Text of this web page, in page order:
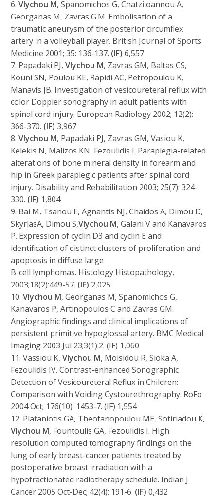
6.Vlychou M, Spanomichos G, Chatziioannou A,
Georganas M, Zavras G.M. Embolisation of a
traumatic aneurysm of the posterior circumflex
artery in a volleyball player. British Journal of Sports
Medicine 2001; 35: 136-137. (IF) 6,557
7. Papadaki PJ,Vlychou M, Zavras GM, Baltas CS,
Kouni SN, Poulou KE, Rapidi AC, Petropoulou K,
Manavis JB. Investigation of vesicoureteral reflux with
color Doppler sonography in adult patients with
spinal cord injury. European Radiology 2002; 12(2):
366-370. (IF) 3,967
8.Vlychou M, Papadaki PJ, Zavras GM, Vasiou K,
Kelekis N, Malizos KN, Fezoulidis I. Paraplegia-related
alterations of bone mineral density in forearm and
hip in Greek paraplegic patients after spinal cord
injury. Disability and Rehabilitation 2003; 25(7): 324-
330. (IF) 1,804
9. Bai M, Tsanou E, Agnantis NJ, Chaidos A, Dimou D,
SkyrlasA, Dimou S,Vlychou M, Galani V and Kanavaros
P. Expression of cyclin D3 and cyclin E and
identification of distinct clusters of proliferation and
apoptosis in diffuse large
B-cell lymphomas. Histology Histopathology,
2003;18(2):449-57. (IF) 2,025
10.Vlychou M, Georganas M, Spanomichos G,
Kanavaros P, Artinopoulos C and Zavras GM.
Angiographic findings and clinical implications of
persistent primitive hypoglossal artery. BMC Medical
Imaging 2003 Jul 23;3(1):2. (IF) 1,060
11. Vassiou K,Vlychou M, Moisidou R, Sioka A,
Fezoulidis IV. Contrast-enhanced Sonographic
Detection of Vesicoureteral Reflux in Children:
Comparison with Voiding Cystourethrography. RoFo
2004 Oct; 176(10): 1453-7. (IF) 1,554
12. Plataniotis GA, Theofanopoulou ME, Sotiriadou K,
Vlychou M, Fountoulis GA, Fezoulidis I. High
resolution computed tomography findings on the
lung of early breast-cancer patients treated by
postoperative breast irradiation with a
hypofractionated radiotherapy schedule. Indian J
Cancer 2005 Oct-Dec; 42(4): 191-6. (IF) 0,432